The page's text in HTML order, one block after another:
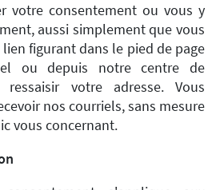
votre consentement ou vous y
aussi simplement que vous
figurant dans le pied de page
ou depuis notre centre de
ressaisir votre adresse. Vous
nos courriels, sans mesure
vous concernant.